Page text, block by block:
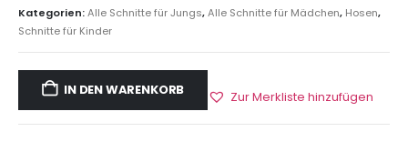
Kategorien:Alle Schnitte für Jungs,Alle Schnitte für Mädchen, Hosen,
Schnitte für Kinder
IN DEN WARENKORB Zur Merkliste hinzufügen